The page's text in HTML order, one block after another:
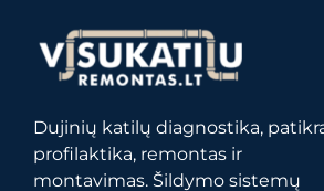
Dujinių katilų diagnostika,
profilaktika, remontas ir
montavimas. Šildymo sistemų